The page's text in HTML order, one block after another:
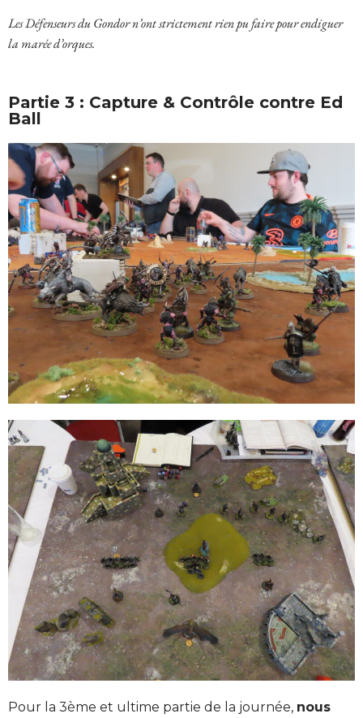
Les Défenseurs du Gondor n’ont strictement rien pu faire pour endiguer
la marée d’orques.
Partie 3 : Capture & Contrôle contre Ed
Ball
Pour la 3ème et ultime partie de la journée, nous